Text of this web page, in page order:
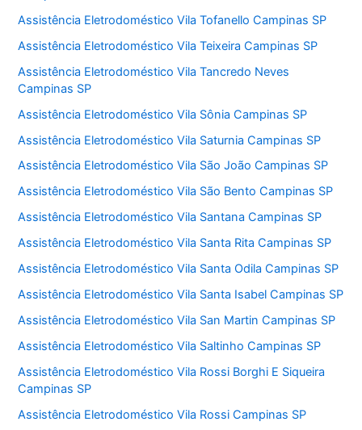
Assistência Eletrodoméstico Vila Tofanello Campinas SP
Assistência Eletrodoméstico Vila Teixeira Campinas SP
Assistência Eletrodoméstico Vila Tancredo Neves
Campinas SP
Assistência Eletrodoméstico Vila Sônia Campinas SP
Assistência Eletrodoméstico Vila Saturnia Campinas SP
Assistência Eletrodoméstico Vila São João Campinas SP
Assistência Eletrodoméstico Vila São Bento Campinas SP
Assistência Eletrodoméstico Vila Santana Campinas SP
Assistência Eletrodoméstico Vila Santa Rita Campinas SP
Assistência Eletrodoméstico Vila Santa Odila Campinas SP
Assistência Eletrodoméstico Vila Santa Isabel Campinas SP
Assistência Eletrodoméstico Vila San Martin Campinas SP
Assistência Eletrodoméstico Vila Saltinho Campinas SP
Assistência Eletrodoméstico Vila Rossi Borghi E Siqueira
Campinas SP
Assistência Eletrodoméstico Vila Rossi Campinas SP